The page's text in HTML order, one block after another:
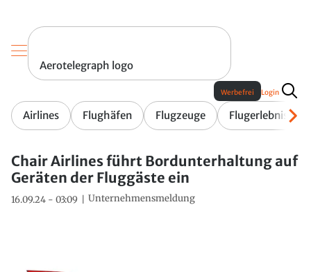
Aerotelegraph logo
Airlines Flughäfen Flugzeuge Flugerlebnis
Werbefrei Login
Chair Airlines führt Bordunterhaltung auf
Geräten der Fluggäste ein
16.09.24 - 03:09 Unternehmensmeldung